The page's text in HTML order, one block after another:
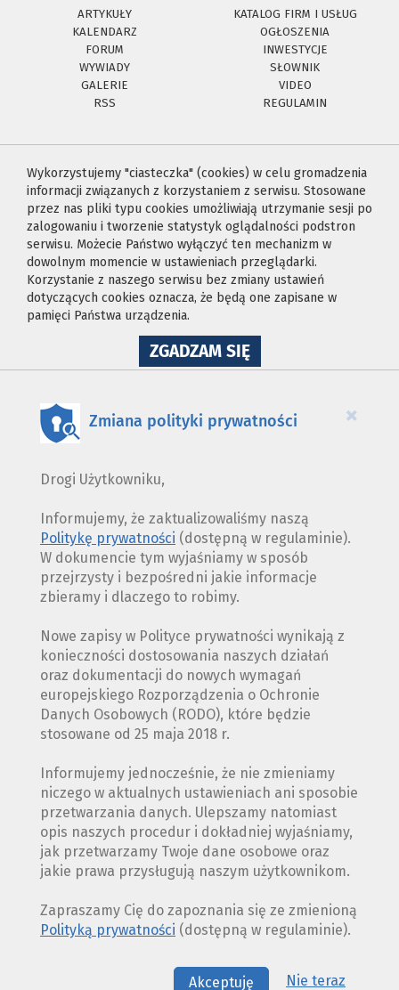
ARTYKUŁY
KATALOG FIRM I USŁUG
KALENDARZ
OGŁOSZENIA
FORUM
INWESTYCJE
WYWIADY
SŁOWNIK
GALERIE
VIDEO
RSS
REGULAMIN
Wykorzystujemy "ciasteczka" (cookies) w celu gromadzenia
informacji związanych z korzystaniem z serwisu. Stosowane
przez nas pliki typu cookies umożliwiają utrzymanie sesji po
zalogowaniu i tworzenie statystyk oglądalności podstron
serwisu. Możecie Państwo wyłączyć ten mechanizm w
dowolnym momencie w ustawieniach przeglądarki.
Korzystanie z naszego serwisu bez zmiany ustawień
dotyczących cookies oznacza, że będą one zapisane w
pamięci Państwa urządzenia.
ZGADZAM SIĘNA
WYKORZYSTANIE
×
Zmiana polityki prywatności
Drogi Użytkowniku,
Informujemy, że zaktualizowaliśmy naszą
Politykę prywatności (dostępną w regulaminie).
W dokumencie tym wyjaśniamy w sposób
przejrzysty i bezpośredni jakie informacje
zbieramy i dlaczego to robimy.
Nowe zapisy w Polityce prywatności wynikają z
konieczności dostosowania naszych działań
oraz dokumentacji do nowych wymagań
europejskiego Rozporządzenia o Ochronie
Danych Osobowych (RODO), które będzie
stosowane od 25 maja 2018 r.
Informujemy jednocześnie, że nie zmieniamy
niczego w aktualnych ustawieniach ani sposobie
przetwarzania danych. Ulepszamy natomiast
opis naszych procedur i dokładniej wyjaśniamy,
jak przetwarzamy Twoje dane osobowe oraz
jakie prawa przysługują naszym użytkownikom.
Zapraszamy Cię do zapoznania się ze zmienioną
Polityką prywatności (dostępną w regulaminie).
Akceptuję Nie teraz